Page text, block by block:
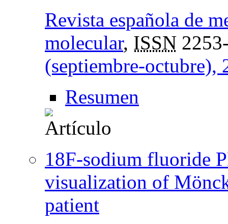
Revista española de
molecular, ISSN
(septiembre-octubre),
Resumen
18F-sodium fluoride
visualization of
patient